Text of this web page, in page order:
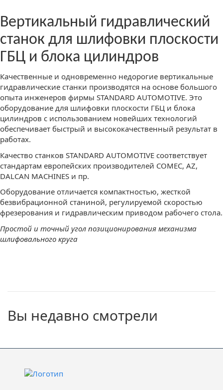
Вертикальный гидравлический
станок для шлифовки плоскости
ГБЦ и блока цилиндров
Качественные и одновременно недорогие вертикальные
гидравлические станки производятся на основе большого
опыта инженеров фирмы STANDARD AUTOMOTIVE. Это
оборудование для шлифовки плоскости ГБЦ и блока
цилиндров с использованием новейших технологий
обеспечивает быстрый и высококачественный результат в
работах.
Качество станков STANDARD AUTOMOTIVE соответствует
стандартам европейских производителей COMEC, AZ,
DALCAN MACHINES и пр.
Оборудование отличается компактностью, жесткой
безвибрационной станиной, регулируемой скоростью
фрезерования и гидравлическим приводом рабочего стола.
Простой и точный угол позиционирования механизма
шлифовального круга
Вы недавно смотрели